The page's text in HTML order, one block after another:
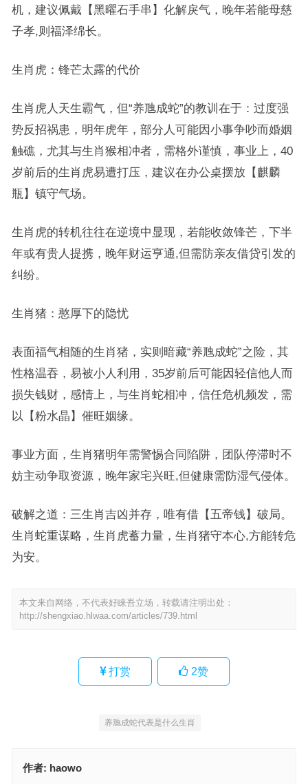
机，建议佩戴【黑曜石手串】化解戾气，晚年若能母慈
子孝,则福泽绵长。
生肖虎：锋芒太露的代价
生肖虎人天生霸气，但“养虺成蛇”的教训在于：过度强
势反招祸患，明年虎年，部分人可能因小事争吵而婚姻
触礁，尤其与生肖猴相冲者，需格外谨慎，事业上，40
岁前后的生肖虎易遭打压，建议在办公桌摆放【麒麟
瓶】镇守气场。
生肖虎的转机往往在逆境中显现，若能收敛锋芒，下半
年或有贵人提携，晚年财运亨通,但需防亲友借贷引发的
纠纷。
生肖猪：憨厚下的隐忧
表面福气相随的生肖猪，实则暗藏“养虺成蛇”之险，其
性格温吞，易被小人利用，35岁前后可能因轻信他人而
损失钱财，感情上，与生肖蛇相冲，信任危机频发，需
以【粉水晶】催旺姻缘。
事业方面，生肖猪明年需警惕合同陷阱，团队停滞时不
妨主动争取资源，晚年家宅兴旺,但健康需防湿气侵体。
破解之道：三生肖吉凶并存，唯有借【五帝钱】破局。
生肖蛇重谋略，生肖虎蓄力量，生肖猪守本心,方能转危
为安。
本文来自网络，不代表好睐吾立场，转载请注明出处：
http://shengxiao.hlwaa.com/articles/739.html
打赏 2赞
养虺成蛇代表是什么生肖
作者: haowo